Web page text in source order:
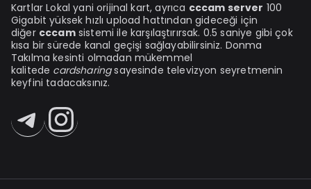
Kartlar Lokal yani orijinal kart, ayrıca cccam server 100
Gigabit yüksek hızlı upload hattından gideceği için
diğer cccamsistemi ile karşılaştırırsak. 0.5 saniye gibi çok
kısa bir sürede kanal geçişi sağlayabilirsiniz. Donma
Takılma kesinti olmadan mükemmel
kalitede cardsharingsayesinde televizyon seyretmenin
keyfini tadacaksınız.
Telegram
Instagram